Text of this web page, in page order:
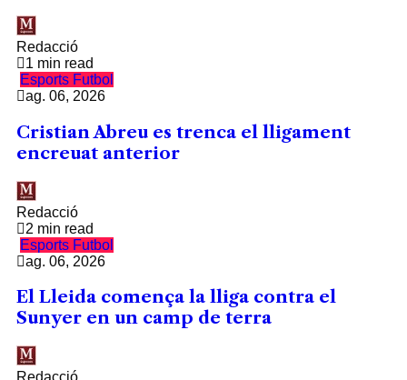
Redacció
1 min read
Esports Futbol
ag. 06, 2026
Cristian Abreu es trenca el lligament
encreuat anterior
Redacció
2 min read
Esports Futbol
ag. 06, 2026
El Lleida comença la lliga contra el
Sunyer en un camp de terra
Redacció